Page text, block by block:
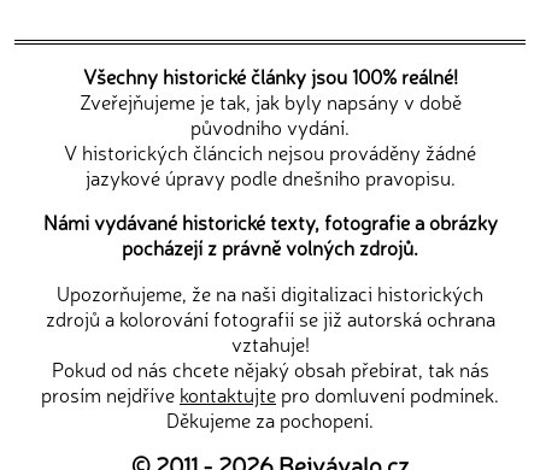
Všechny historické články jsou 100% reálné!
Zveřejňujeme je tak, jak byly napsány v době
původního vydání.
V historických článcích nejsou prováděny žádné
jazykové úpravy podle dnešního pravopisu.
Námi vydávané historické texty, fotografie a obrázky
pocházejí z právně volných zdrojů.
Upozorňujeme, že na naši digitalizaci historických
zdrojů a kolorování fotografií se již autorská ochrana
vztahuje!
Pokud od nás chcete nějaký obsah přebírat, tak nás
prosím nejdříve kontaktujte pro domluvení podmínek.
Děkujeme za pochopení.